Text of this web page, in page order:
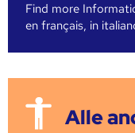
Find more
en français, in
Alle